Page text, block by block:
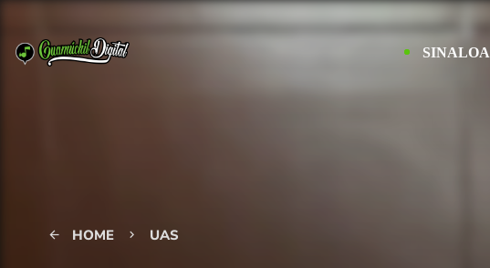
SINALOA
arrow_back HOME keyboard_arrow_right UAS